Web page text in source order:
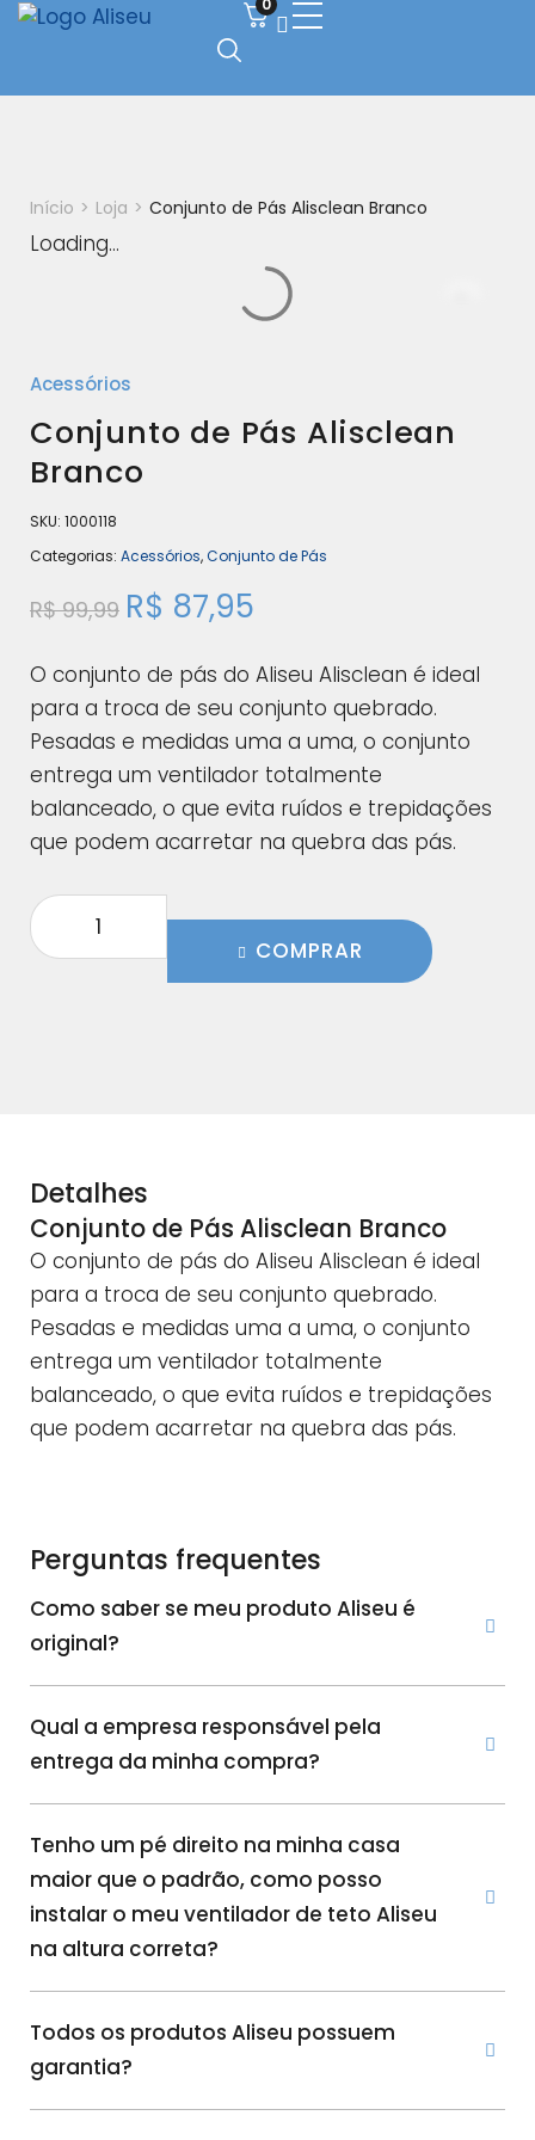
0
Início > Loja > Conjunto de Pás Alisclean Branco
Loading...
Acessórios
Conjunto de Pás Alisclean
Branco
SKU: 1000118
Categorias: Acessórios,Conjunto de Pás
R$99,99 R$ 87,95
O conjunto de pás do Aliseu Alisclean é ideal
para a troca de seu conjunto quebrado.
Pesadas e medidas uma a uma, o conjunto
entrega um ventilador totalmente
balanceado, o que evita ruídos e trepidações
que podem acarretar na quebra das pás.
COMPRAR
Detalhes
Conjunto de Pás Alisclean Branco
O conjunto de pás do Aliseu Alisclean é ideal
para a troca de seu conjunto quebrado.
Pesadas e medidas uma a uma, o conjunto
entrega um ventilador totalmente
balanceado, o que evita ruídos e trepidações
que podem acarretar na quebra das pás.
Perguntas frequentes
Como saber se meu produto Aliseu é
original?
Qual a empresa responsável pela
entrega da minha compra?
Tenho um pé direito na minha casa
maior que o padrão, como posso
instalar o meu ventilador de teto Aliseu
na altura correta?
Todos os produtos Aliseu possuem
garantia?